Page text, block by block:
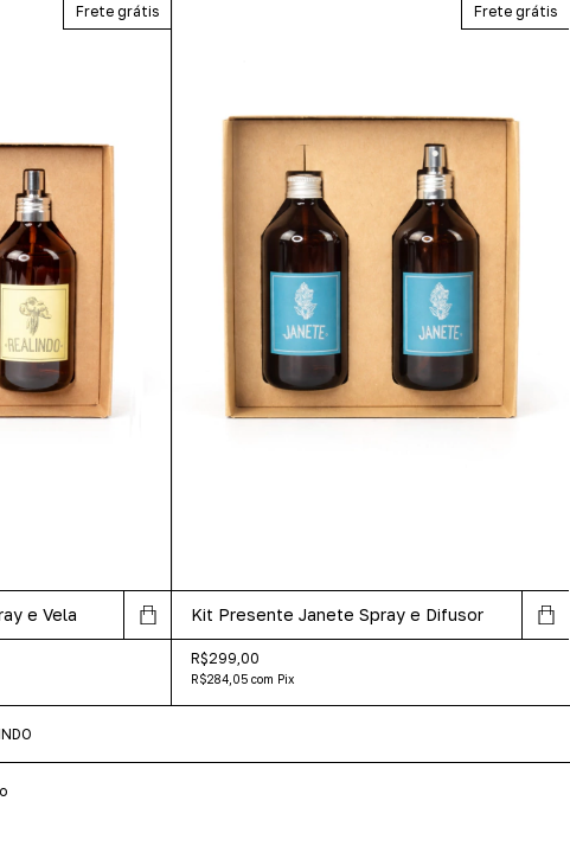
Frete grátis
e Vela
Frete grátis
Kit Presente Janete Spray e Difusor
R$299,00
R$284,05 com Pix